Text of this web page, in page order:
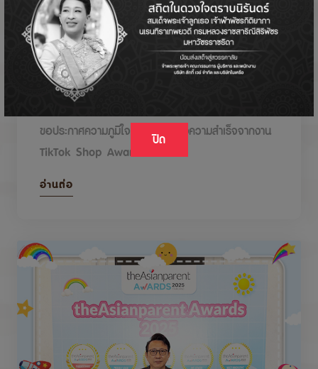
ปิด
DODOLOVE รับรางวัลในงาน TikTok Shop
Awards 2026
ขอประกาศความภูมิใจกับรางวัลแห่งความสำเร็จจากงาน
TikTok Shop Awards 2026
อ่านต่อ